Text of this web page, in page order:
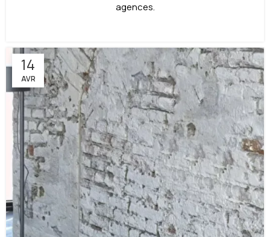
agences.
14
AVR